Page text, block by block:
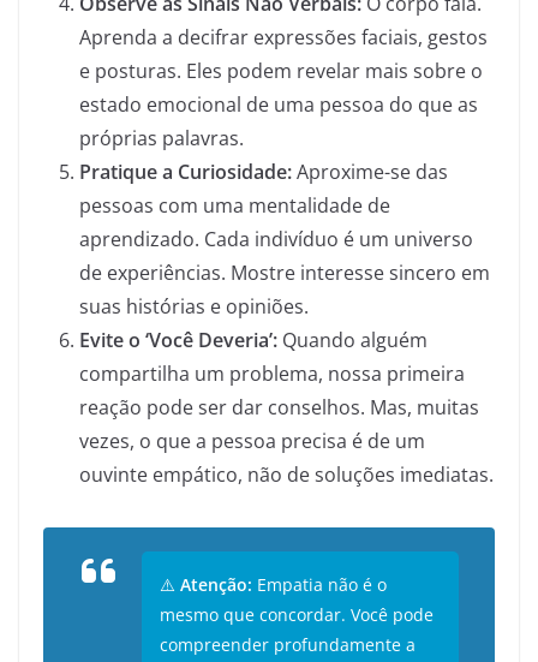
Aprenda a decifrar expressões faciais, gestos
e posturas. Eles podem revelar mais sobre o
estado emocional de uma pessoa do que as
próprias palavras.
Pratique a Curiosidade:Aproxime-se das
pessoas com uma mentalidade de
aprendizado. Cada indivíduo é um universo
de experiências. Mostre interesse sincero em
suas histórias e opiniões.
Evite o ‘Você Deveria’: Quando alguém
compartilha um problema, nossa primeira
reação pode ser dar conselhos. Mas, muitas
vezes, o que a pessoa precisa é de um
ouvinte empático, não de soluções imediatas.
⚠️ Atenção: Empatia não é o
mesmo que concordar. Você pode
compreender profundamente a